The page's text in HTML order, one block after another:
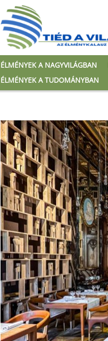
ÉLMÉNYEK A NAGYVILÁGBAN
ÉLMÉNYEK A TUDOMÁNYBAN